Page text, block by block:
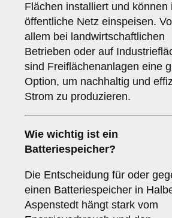
Flächen installiert und können
öffentliche Netz einspeisen.
allem bei landwirtschaftlichen
Betrieben oder auf
sind Freiflächenanlagen eine
Option, um nachhaltig und
Strom zu produzieren.
Wie wichtig ist ein
Batteriespeicher?
Die Entscheidung für oder
einen Batteriespeicher in
Aspenstedt hängt stark vom